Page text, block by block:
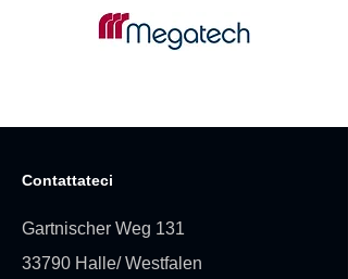
Contattateci
Gartnischer Weg 131
33790 Halle/ Westfalen